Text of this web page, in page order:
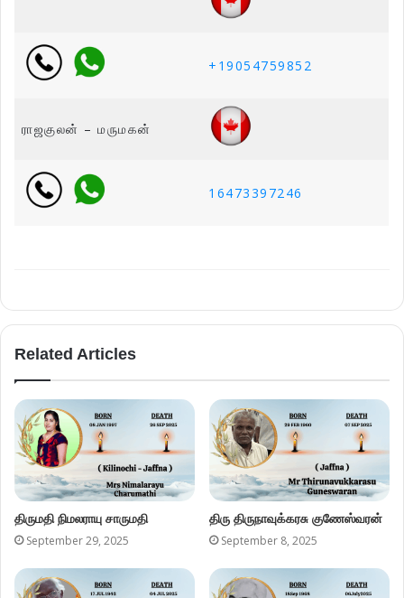
+19054759852
ராஜகுலன் – மருமகன்
16473397246
Related Articles
திருமதி நிமலராயு சாருமதி
September 29, 2025
திரு திருநாவுக்கரசு குணேஸ்வரன்
September 8, 2025